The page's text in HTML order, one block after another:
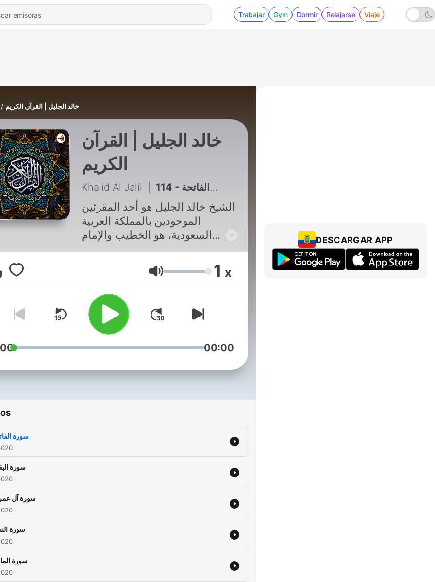
Trabajar Gym Dormir Relajarse Viaje
خالد الجليل | القرآن الكريم
خالد الجليل | القرآن
الكريم
Khalid Al Jalil 114 - سورة الفاتحة
الشيخ خالد الجليل هو أحد المقرئين
الموجودين بالمملكة العربية
السعودية، هو الخطيب والإمام
الخاص بمسجد الملك خالد الموجود
في مدينة الرياض، اشتهر بتلاوته
للقرآن الكريم بصوت عذب يملؤه
الخشوع وجعلته طريقته المميزة في
التلاوة أن يعلو صيته ويلمع نجمه بين
أكبر المقرئين في الوطن العربي
Volumen 1 x
00:00
سورة
سورة
سورة آل
سورة
سورة
DESCARGAR APP